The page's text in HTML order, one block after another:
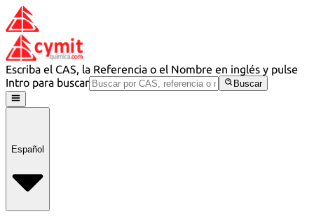
Escriba el CAS, la Referencia o el Nombre en inglés y pulse
Intro para buscar
Buscar
Español